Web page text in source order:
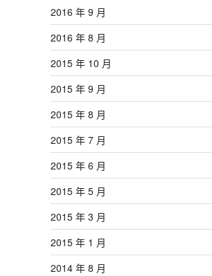
2016 年 9 月
2016 年 8 月
2015 年 10 月
2015 年 9 月
2015 年 8 月
2015 年 7 月
2015 年 6 月
2015 年 5 月
2015 年 3 月
2015 年 1 月
2014 年 8 月